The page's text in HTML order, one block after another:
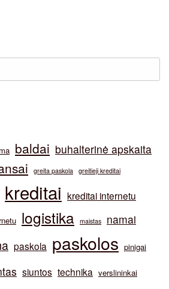
baldai buhalterinė apskaita
greita paskola greitieji kreditai
kreditai kreditai internetu
logistika maistas
namai
paskola paskolos pinigai
siuntos technika verslininkai